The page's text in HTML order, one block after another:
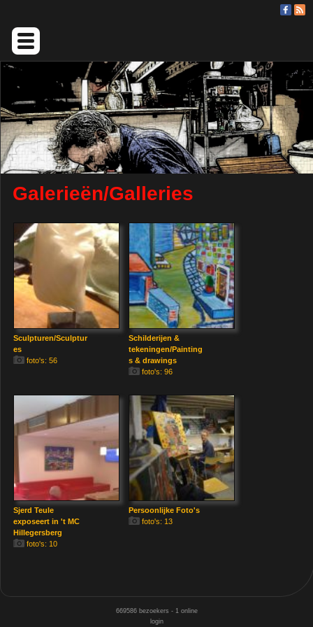
Galerieën/Galleries
Sculpturen/Sculptur
es
foto's: 56
Schilderijen &
tekeningen/Painting
s & drawings
foto's: 96
Sjerd Teule
exposeert in 't MC
Hillegersberg
foto's: 10
Persoonlijke Foto's
foto's: 13
669586bezoekers - 1 online
login